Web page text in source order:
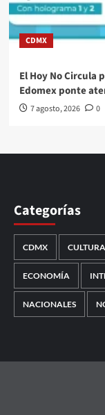
CDMX
El Hoy No Circula
Edomex ponte
7 agosto, 2026 0
Categorías
CDMX
ECONOMÍA
NACIONALES